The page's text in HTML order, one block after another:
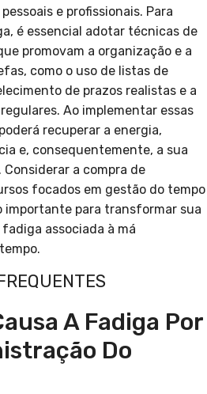
e profissionais. Para
é essencial adotar técnicas de
promovam a organização e a
como o uso de listas de
de prazos realistas e a
Ao implementar essas
recuperar a energia,
e, consequentemente, a sua
a compra de
focados em gestão do tempo
importante para transformar sua
associada à má
A Fadiga Por
Do